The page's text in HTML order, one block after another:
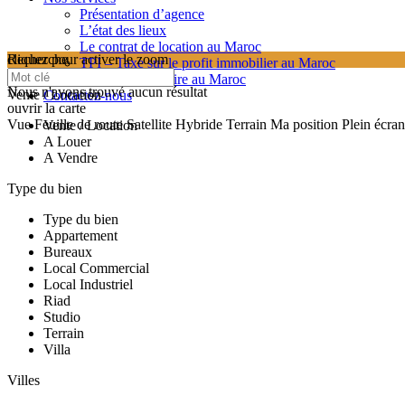
Présentation d’agence
L’état des lieux
Le contrat de location au Maroc
TPI – Taxe sur le profit immobilier au Maroc
Les frais de notaire au Maroc
Contactez-nous
cliquez pour activer le zoom
searching...
Nous n'avons trouvé aucun résultat
ouvrir la carte
Vue Feuille de route Satellite Hybride Terrain Ma position Plein écran
Recherche
Vente / Location
Vente / Location
A Louer
A Vendre
Type du bien
Type du bien
Appartement
Bureaux
Local Commercial
Local Industriel
Riad
Studio
Terrain
Villa
Villes